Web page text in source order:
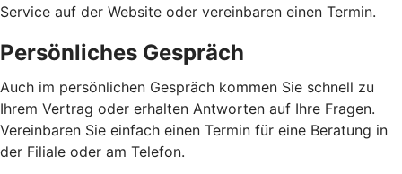
Service auf der Website oder vereinbaren einen Termin.
Persönliches Gespräch
Auch im persönlichen Gespräch kommen Sie schnell zu
Ihrem Vertrag oder erhalten Antworten auf Ihre Fragen.
Vereinbaren Sie einfach einen Termin für eine Beratung in
der Filiale oder am Telefon.